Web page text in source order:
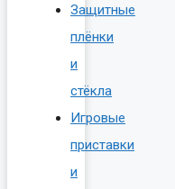
Защитные
плёнки
и
стёкла
Игровые
приставки
и